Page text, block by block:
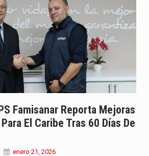
Famisanar Reporta Mejoras
El Caribe Tras 60 Días De
enero 21, 2026